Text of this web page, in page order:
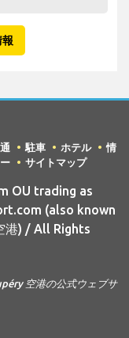
駐車 ホテル
情
サイトマップ
OU trading as
(also known
港) / All Rights
空港の公式ウェブサ